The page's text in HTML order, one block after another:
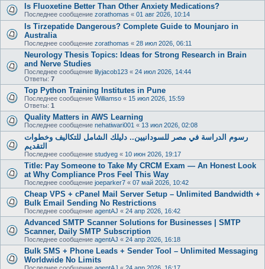
Is Fluoxetine Better Than Other Anxiety Medications?
Последнее сообщение zorathomas « 01 авг 2026, 10:14
Is Tirzepatide Dangerous? Complete Guide to Mounjaro in
Australia
Последнее сообщение zorathomas « 28 июл 2026, 06:11
Neurology Thesis Topics: Ideas for Strong Research in Brain
and Nerve Studies
Последнее сообщение lilyjacob123 « 24 июл 2026, 14:44
Ответы: 7
Top Python Training Institutes in Pune
Последнее сообщение Williamso « 15 июл 2026, 15:59
Ответы: 1
Quality Matters in AWS Learning
Последнее сообщение nehatiwari001 « 13 июл 2026, 02:08
رسوم الدراسة في مصر للسودانيين.. دليلك الشامل للتكاليف وخطوات
التقديم
Последнее сообщение studyeg « 10 июн 2026, 19:17
Title: Pay Someone to Take My CRCM Exam — An Honest Look
at Why Compliance Pros Feel This Way
Последнее сообщение joeparker7 « 07 май 2026, 10:42
Cheap VPS + cPanel Mail Server Setup – Unlimited Bandwidth +
Bulk Email Sending No Restrictions
Последнее сообщение agentAJ « 24 апр 2026, 16:42
Advanced SMTP Scanner Solutions for Businesses | SMTP
Scanner, Daily SMTP Subscription
Последнее сообщение agentAJ « 24 апр 2026, 16:18
Bulk SMS + Phone Leads + Sender Tool – Unlimited Messaging
Worldwide No Limits